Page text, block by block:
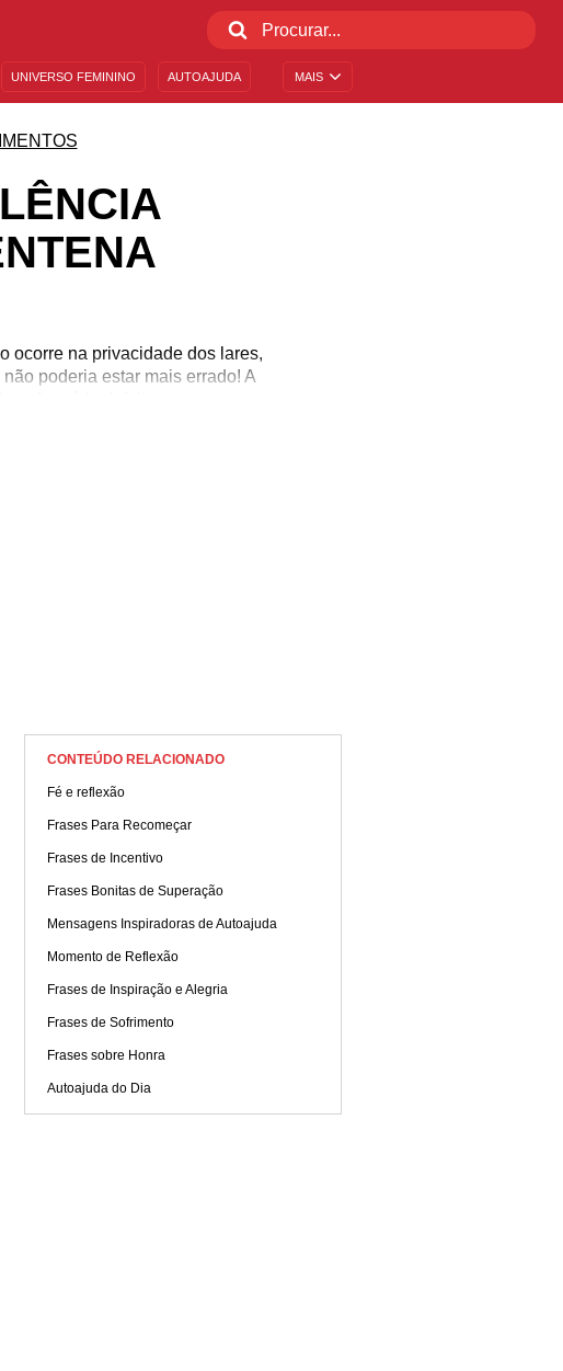
MAIS
UNIVERSO FEMININO AUTOAJUDA
ocorre na privacidade dos lares,
poderia estar mais errado! A
enfrentá-la. Infelizmente, o
com frases que mostram
fizer a sua parte!
CONTEÚDO RELACIONADO
Fé e reflexão
Frases Para Recomeçar
Frases de Incentivo
Frases Bonitas de Superação
Mensagens Inspiradoras de Autoajuda
Momento de Reflexão
Frases de Inspiração e Alegria
Frases de Sofrimento
Frases sobre Honra
Autoajuda do Dia